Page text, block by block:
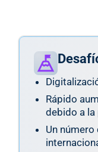
Rápido
debido a la
Un